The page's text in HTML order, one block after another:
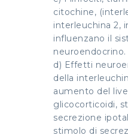
citochine,
interleuchina 2,
influenzano il
neuroendocrino.
d) Effetti
della
aumento del
glicocorticoidi,
secrezione
stimolo di